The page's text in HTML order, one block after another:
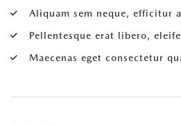
Aliquam sem neque, efficitur
Pellentesque erat libero,
Maecenas eget consectetur